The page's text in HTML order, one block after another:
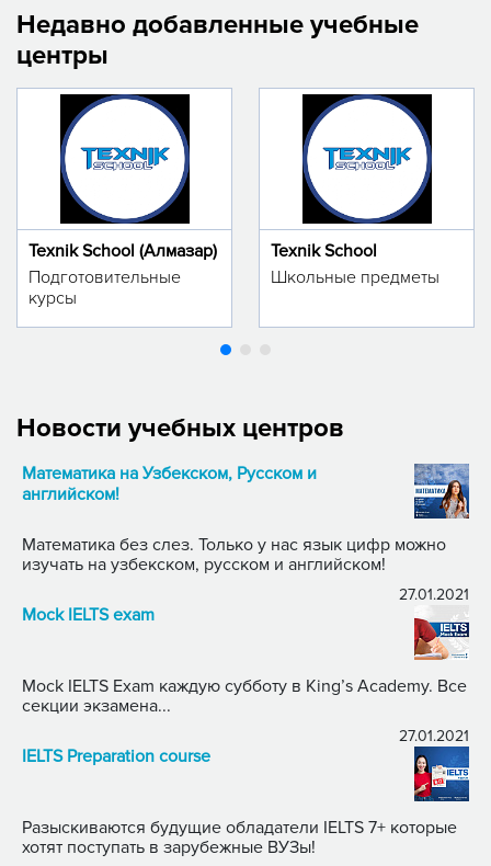
Недавно добавленные учебные
центры
Texnik School (Алмазар)
Подготовительные
курсы
Texnik School
Школьные предметы
Новости учебных центров
Математика на Узбекском, Русском и
английском!
Математика без слез. Только у нас язык цифр можно
изучать на узбекском, русском и английском!
27.01.2021
Mock IELTS exam
Mock IELTS Exam каждую субботу в King’s Academy. Все
секции экзамена...
27.01.2021
IELTS Preparation course
Разыскиваются будущие обладатели IELTS 7+ которые
хотят поступать в зарубежные ВУЗы!